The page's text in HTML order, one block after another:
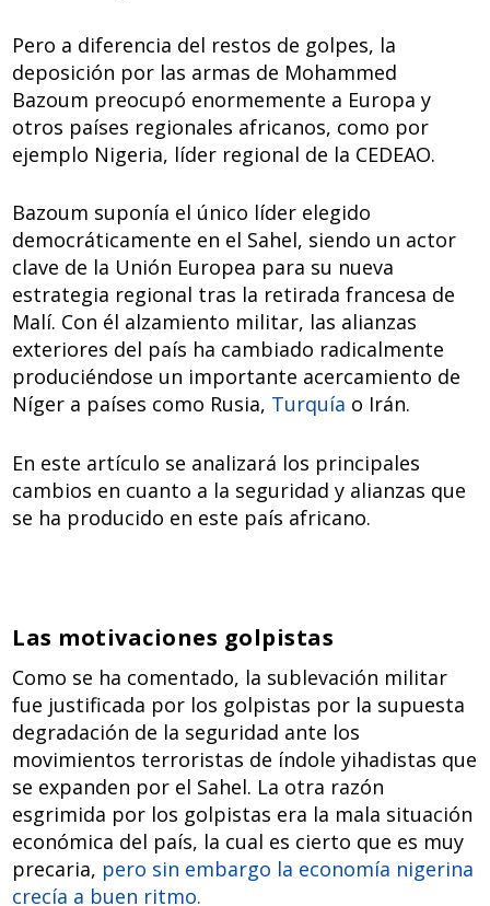
Pero a diferencia del restos de golpes, la
deposición por las armas de Mohammed
Bazoum preocupó enormemente a Europa y
otros países regionales africanos, como por
ejemplo Nigeria, líder regional de la CEDEAO.
Bazoum suponía el único líder elegido
democráticamente en el Sahel, siendo un actor
clave de la Unión Europea para su nueva
estrategia regional tras la retirada francesa de
Malí. Con él alzamiento militar, las alianzas
exteriores del país ha cambiado radicalmente
produciéndose un importante acercamiento de
Níger a países como Rusia, Turquía o Irán.
En este artículo se analizará los principales
cambios en cuanto a la seguridad y alianzas que
se ha producido en este país africano.
Las motivaciones golpistas
Como se ha comentado, la sublevación militar
fue justificada por los golpistas por la supuesta
degradación de la seguridad ante los
movimientos terroristas de índole yihadistas que
se expanden por el Sahel. La otra razón
esgrimida por los golpistas era la mala situación
económica del país, la cual es cierto que es muy
precaria, pero sin embargo la economía nigerina
crecía a buen ritmo.